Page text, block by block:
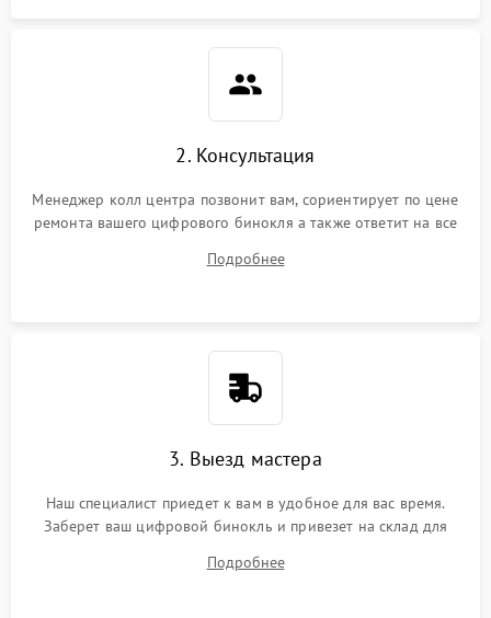
2. Консультация
Менеджер колл центра позвонит вам, сориентирует по цене
ремонта вашего цифрового бинокля а также ответит на все
Подробнее
3. Выезд мастера
Наш специалист приедет к вам в удобное для вас время.
Заберет ваш цифровой бинокль и привезет на склад для
Подробнее